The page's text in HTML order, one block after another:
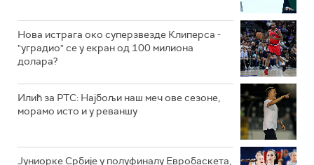
Нова истрага око суперзвезде Клиперса -
"уградио" се у екран од 100 милиона
долара?
Илић за РТС: Најбољи наш меч ове сезоне,
морамо исто и у реваншу
Јуниорке Србије у полуфиналу Евробаскета,